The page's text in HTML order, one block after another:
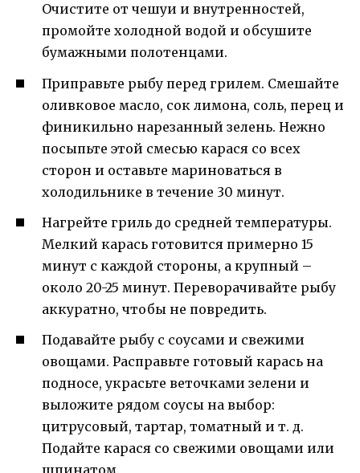
Очистите от чешуи и внутренностей,
промойте холодной водой и обсушите
бумажными полотенцами.
Приправьте рыбу перед грилем. Смешайте
оливковое масло, сок лимона, соль, перец и
финикильно нарезанный зелень. Нежно
посыпьте этой смесью карася со всех
сторон и оставьте мариноваться в
холодильнике в течение 30 минут.
Нагрейте гриль до средней температуры.
Мелкий карась готовится примерно 15
минут с каждой стороны, а крупный –
около 20-25 минут. Переворачивайте рыбу
аккуратно, чтобы не повредить.
Подавайте рыбу с соусами и свежими
овощами. Расправьте готовый карась на
подносе, украсьте веточками зелени и
выложите рядом соусы на выбор:
цитрусовый, тартар, томатный и т. д.
Подайте карася со свежими овощами или
шпинатом.